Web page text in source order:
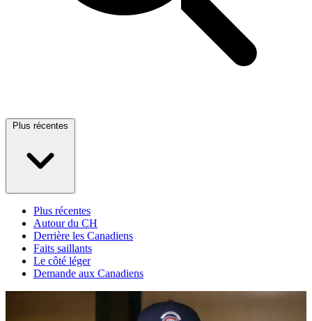
Plus récentes
Plus récentes
Autour du CH
Derrière les Canadiens
Faits saillants
Le côté léger
Demande aux Canadiens